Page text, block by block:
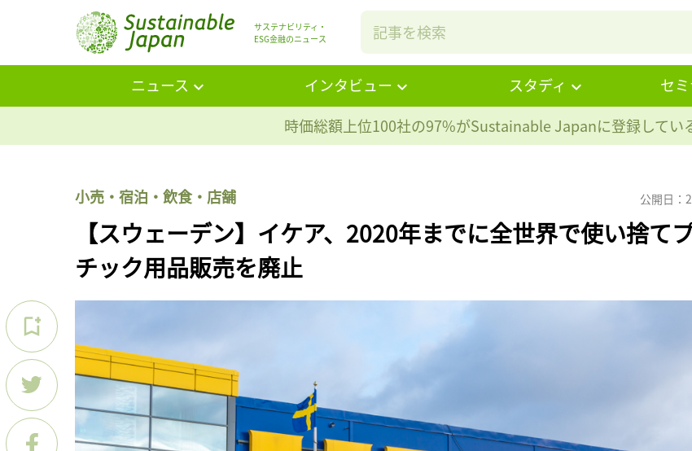
サステナビリティ・
ESG金融のニュース
ニュース インタビュー スタディ セ
時価総額上位100社の97%がSustainable Japanに登録してい
小売・宿泊・飲食・店舗 公開日：
【スウェーデン】イケア、2020年までに全世界で使い捨て
チック用品販売を廃止